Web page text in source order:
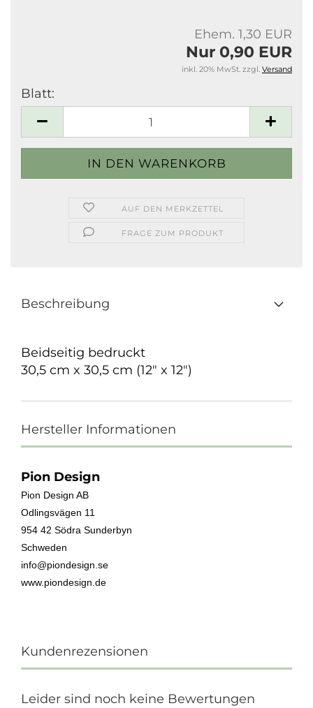
Ehem. 1,30 EUR
Nur 0,90 EUR
inkl. 20% MwSt. zzgl. Versand
Blatt:
AUF DEN MERKZETTEL
FRAGE ZUM PRODUKT
Beschreibung
Beidseitig bedruckt
30,5 cm x 30,5 cm (12" x 12")
Hersteller Informationen
Pion Design
Pion Design AB
Odlingsvägen 11
954 42 Södra Sunderbyn
Schweden
info@piondesign.se
www.piondesign.de
Kundenrezensionen
Leider sind noch keine Bewertungen